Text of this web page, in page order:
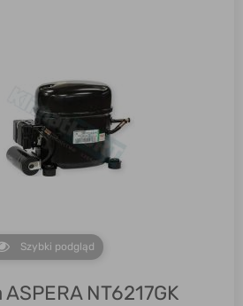
Szybki podgląd
NT6217GK